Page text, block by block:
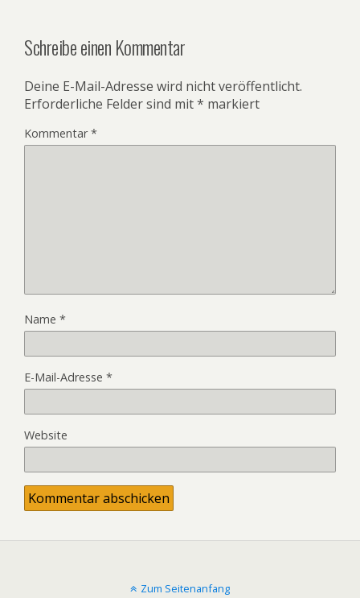
Schreibe einen Kommentar
Deine E-Mail-Adresse wird nicht veröffentlicht.
Erforderliche Felder sind mit* markiert
Kommentar*
Name *
E-Mail-Adresse *
Website
Zum Seitenanfang